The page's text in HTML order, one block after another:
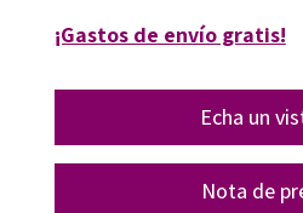
¡Gastos de envío gratis!
Echa un
Nota de